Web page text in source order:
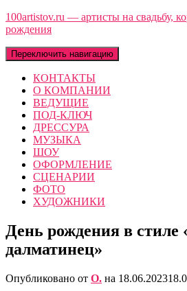
100artistov.ru — артисты на свадьбу,
рождения
Переключить навигацию
КОНТАКТЫ
О КОМПАНИИ
ВЕДУЩИЕ
ПОД-КЛЮЧ
ДРЕССУРА
МУЗЫКА
ШОУ
ОФОРМЛЕНИЕ
СЦЕНАРИИ
ФОТО
ХУДОЖНИКИ
День рождения в стиле
далматинец»
Опубликовано от O. на 18.06.2023